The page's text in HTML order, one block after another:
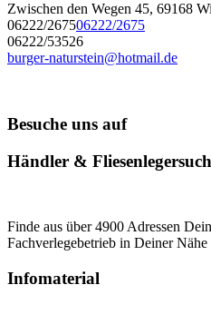
Zwischen den Wegen 45, 69168
06222/267506222/2675
06222/53526
burger-naturstein@hotmail.de
Besuche uns auf
Händler &
Finde aus über 4900 Adressen
Fachverlegebetrieb in Deiner Nähe
Infomaterial